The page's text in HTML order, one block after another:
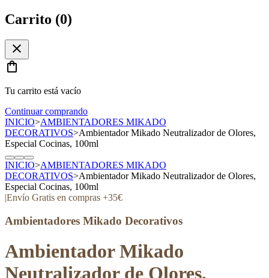
Carrito (0)
close
shopping_bag
Tu carrito está vacío
Continuar comprando
INICIO>AMBIENTADORES MIKADO
DECORATIVOS>Ambientador Mikado Neutralizador de Olores,
Especial Cocinas, 100ml
INICIO>AMBIENTADORES MIKADO
DECORATIVOS>Ambientador Mikado Neutralizador de Olores,
Especial Cocinas, 100ml
|Envío Gratis en compras +35€
Ambientadores Mikado Decorativos
Ambientador Mikado
Neutralizador de Olores,